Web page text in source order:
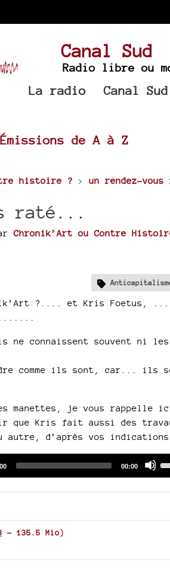
Canal Sud
Radio libre ou
La radio Canal
Émissions de A à Z
histoire ? > un rendez-
raté...
Chronik’Art ou Contre
?.... et Kris Foetus, ...
connaissent souvent ni
comme ils sont, car... ils
manettes, je vous rappelle
que Kris fait aussi des
autre, d’après vos
Total
00:00
- 135.5 Mio)